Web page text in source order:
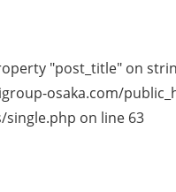
"post_title" on
osaka.com/
single.php on line 63